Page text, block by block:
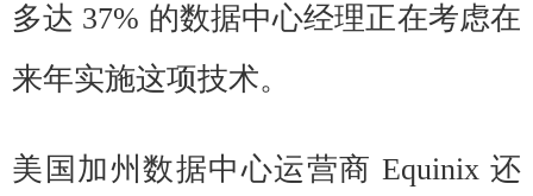
多达 37% 的数据中心经理正在考虑在
来年实施这项技术。
美国加州数据中心运营商 Equinix 还